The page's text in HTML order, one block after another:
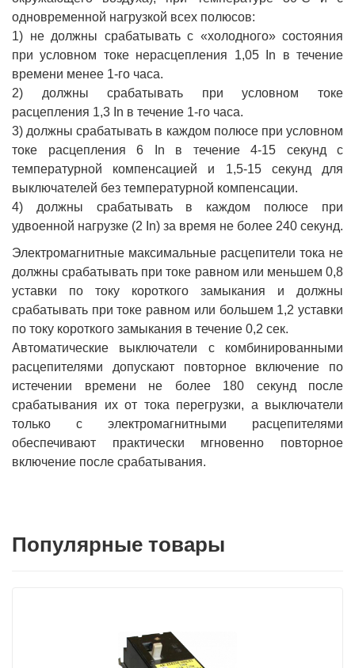
одновременной нагрузкой всех полюсов:
1) не должны срабатывать с «холодного» состояния
при условном токе нерасцепления 1,05 In в течение
времени менее 1-го часа.
2) должны срабатывать при условном токе
расцепления 1,3 In в течение 1-го часа.
3) должны срабатывать в каждом полюсе при условном
токе расцепления 6 In в течение 4-15 секунд с
температурной компенсацией и 1,5-15 секунд для
выключателей без температурной компенсации.
4) должны срабатывать в каждом полюсе при
удвоенной нагрузке (2 In) за время не более 240 секунд.
Электромагнитные максимальные расцепители тока не
должны срабатывать при токе равном или меньшем 0,8
уставки по току короткого замыкания и должны
срабатывать при токе равном или большем 1,2 уставки
по току короткого замыкания в течение 0,2 сек.
Автоматические выключатели с комбинированными
расцепителями допускают повторное включение по
истечении времени не более 180 секунд после
срабатывания их от тока перегрузки, а выключатели
только с электромагнитными расцепителями
обеспечивают практически мгновенно повторное
включение после срабатывания.
Популярные товары